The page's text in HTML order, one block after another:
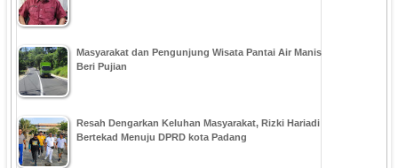
Masyarakat dan Pengunjung Wisata Pantai Air Manis
Beri Pujian
Resah Dengarkan Keluhan Masyarakat, Rizki Hariadi
Bertekad Menuju DPRD kota Padang